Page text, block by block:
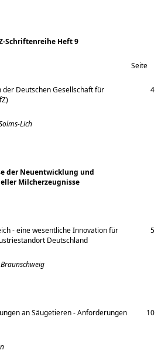
Schriftenreihe Heft 9
Seite
Deutschen Gesellschaft für
4
Lich
der Neuentwicklung und
Milcherzeugnisse
- eine wesentliche Innovation für
Deutschland
5
an Säugetieren - Anforderungen
10